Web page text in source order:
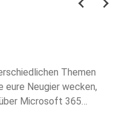
Themen
Neugier wecken,
Microsoft 365